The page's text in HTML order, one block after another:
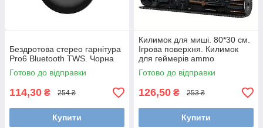
Бездротова стерео гарнітура
Pro6 Bluetooth TWS. Чорна
Готово до відправки
114,30 ₴ 254 ₴
Купити
Килимок для миші. 80*30 см.
Ігрова поверхня. Килимок
для геймерів ammo
Готово до відправки
126,50 ₴ 253 ₴
Купити